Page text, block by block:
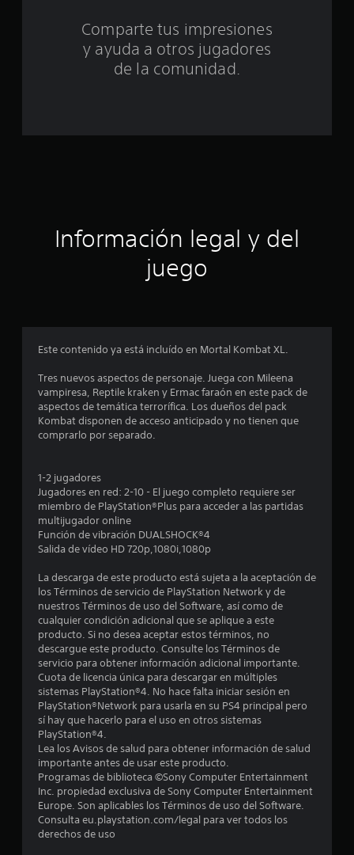
i
o
e
s
t
l
a
n
1
6
1
2
c
a
Comparte tus impresiones
y ayuda a otros jugadores
de la comunidad.
Información legal y del
juego
Este contenido ya está incluído en Mortal Kombat XL.
Tres nuevos aspectos de personaje. Juega con Mileena
vampiresa, Reptile kraken y Ermac faraón en este pack de
aspectos de temática terrorífica. Los dueños del pack
Kombat disponen de acceso anticipado y no tienen que
comprarlo por separado.
1-2 jugadores
Jugadores en red: 2-10 - El juego completo requiere ser
miembro de PlayStation®Plus para acceder a las partidas
multijugador online
Función de vibración DUALSHOCK®4
Salida de vídeo HD 720p,1080i,1080p
La descarga de este producto está sujeta a la aceptación de
los Términos de servicio de PlayStation Network y de
nuestros Términos de uso del Software, así como de
cualquier condición adicional que se aplique a este
producto. Si no desea aceptar estos términos, no
descargue este producto. Consulte los Términos de
servicio para obtener información adicional importante.
Cuota de licencia única para descargar en múltiples
sistemas PlayStation®4. No hace falta iniciar sesión en
PlayStation®Network para usarla en su PS4 principal pero
sí hay que hacerlo para el uso en otros sistemas
PlayStation®4.
Lea los Avisos de salud para obtener información de salud
importante antes de usar este producto.
Programas de biblioteca ©Sony Computer Entertainment
Inc. propiedad exclusiva de Sony Computer Entertainment
Europe. Son aplicables los Términos de uso del Software.
Consulta eu.playstation.com/legal para ver todos los
derechos de uso